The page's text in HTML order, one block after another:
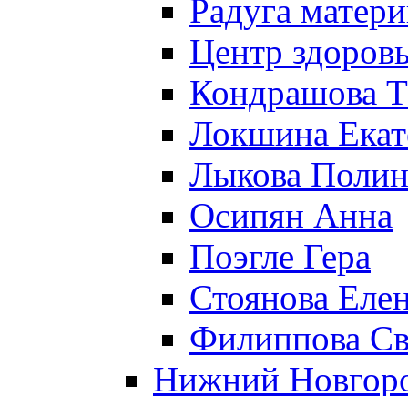
Радуга
Центр
Кондрашова
Локшина
Лыкова
Осипян Анна
Поэгле Гера
Стоянова
Филиппова
Нижний